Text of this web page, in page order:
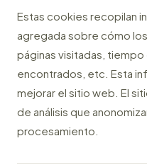
Estas cookies recopilan
agregada sobre cómo
páginas visitadas,
encontrados, etc. Esta
mejorar el sitio web. El
de análisis que
procesamiento.